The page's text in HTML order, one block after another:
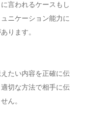
言われるケースもし
ニケーション能力に
ります。
たい内容を正確に伝
切な方法で相手に伝
ん。